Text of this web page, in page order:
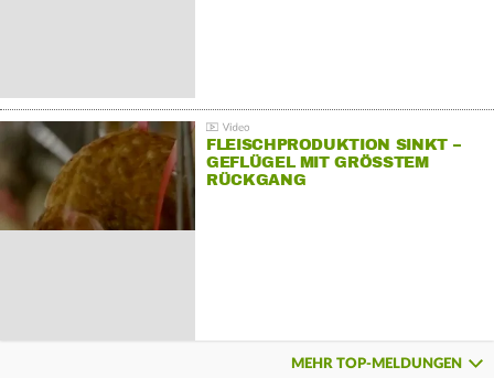
FLEISCHPRODUKTION SINKT –
GEFLÜGEL MIT GRÖSSTEM R
ÜCKGANG
MEHR TOP-MELDUNGEN